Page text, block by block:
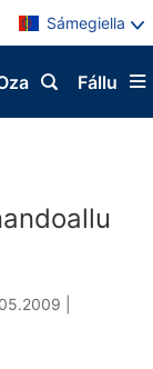
Sámegiella
Fállu